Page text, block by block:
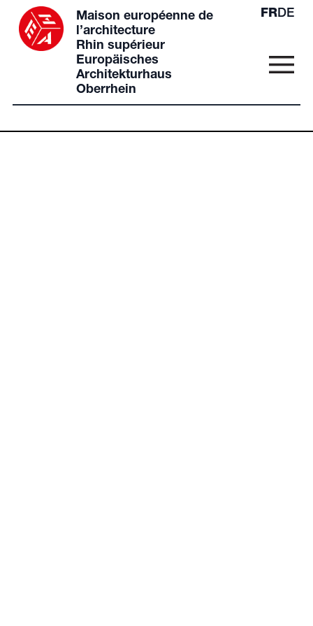
Maison européenne de
l’architecture
Rhin supérieur
Europäisches
Architekturhaus
Oberrhein
FRDE